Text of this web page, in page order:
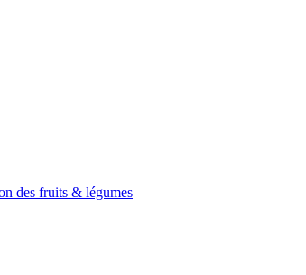
des fruits & légumes